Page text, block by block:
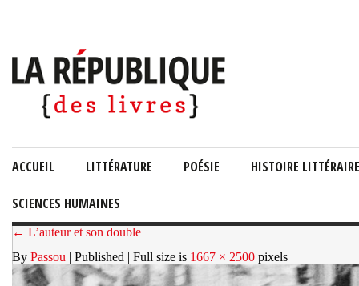
ACCUEIL LITTÉRATURE POÉSIE HISTOIRE LITTÉRAIRE
SCIENCES HUMAINES
← L’auteur et son double
By Passou | Published | Full size is 1667 × 2500 pixels